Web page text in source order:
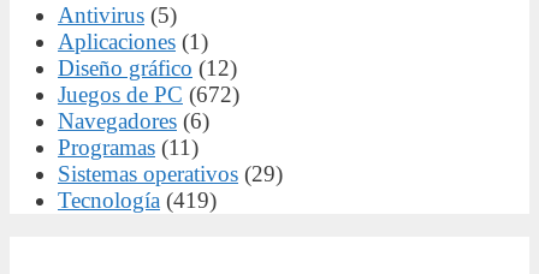
Antivirus (5)
Aplicaciones (1)
Diseño gráfico (12)
Juegos de PC (672)
Navegadores (6)
Programas (11)
Sistemas operativos (29)
Tecnología (419)